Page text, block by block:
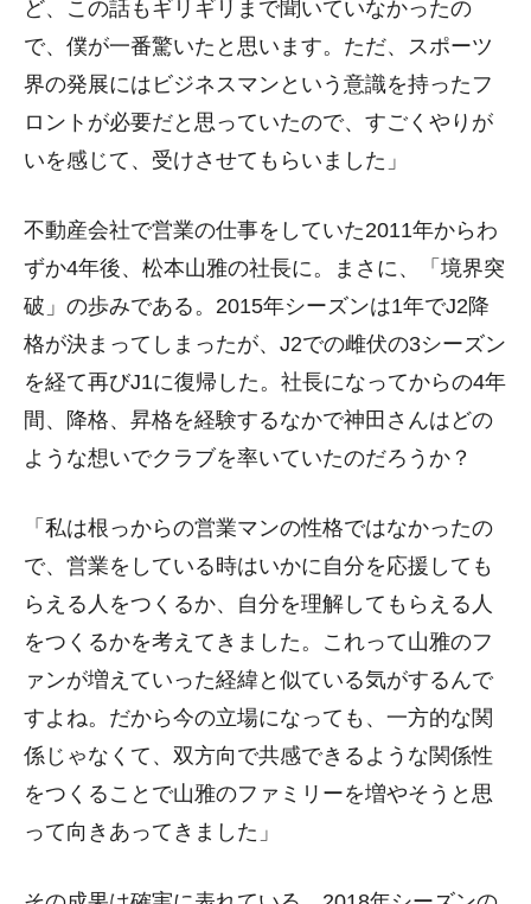
ど、この話もギリギリまで聞いていなかったの
で、僕が一番驚いたと思います。ただ、スポーツ
界の発展にはビジネスマンという意識を持ったフ
ロントが必要だと思っていたので、すごくやりが
いを感じて、受けさせてもらいました」
不動産会社で営業の仕事をしていた2011年からわ
ずか4年後、松本山雅の社長に。まさに、「境界突
破」の歩みである。2015年シーズンは1年でJ2降
格が決まってしまったが、J2での雌伏の3シーズン
を経て再びJ1に復帰した。社長になってからの4年
間、降格、昇格を経験するなかで神田さんはどの
ような想いでクラブを率いていたのだろうか？
「私は根っからの営業マンの性格ではなかったの
で、営業をしている時はいかに自分を応援しても
らえる人をつくるか、自分を理解してもらえる人
をつくるかを考えてきました。これって山雅のフ
ァンが増えていった経緯と似ている気がするんで
すよね。だから今の立場になっても、一方的な関
係じゃなくて、双方向で共感できるような関係性
をつくることで山雅のファミリーを増やそうと思
って向きあってきました」